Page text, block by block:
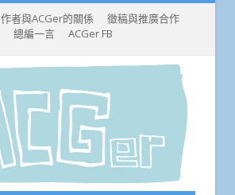
作者與ACGer的關係
徵稿與推廣合作
總編一言
ACGer FB